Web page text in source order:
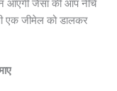
आएगी जैसा की आप नीचे
एक जीमेल को डालकर